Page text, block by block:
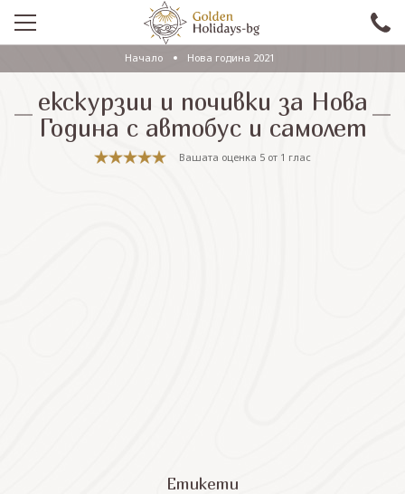
ПРОМО
EКСКУРЗИИ СЪС САМОЛЕТ
ЕКСКУРЗИИ С АВТОБУС
Начало Нова година 2021
екскурзии и почивки за Нова
Година с автобус и самолет
Вашата оценка 5 от 1 глас
Етикети